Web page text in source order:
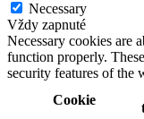
Necessary
Vždy zapnuté
Necessary cookies are
function properly.
security features of the
Cookie